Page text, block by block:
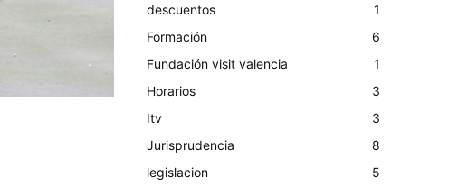
descuentos
1
Formación
6
Fundación visit valencia
1
Horarios
3
Itv
3
Jurisprudencia
8
legislacion
5